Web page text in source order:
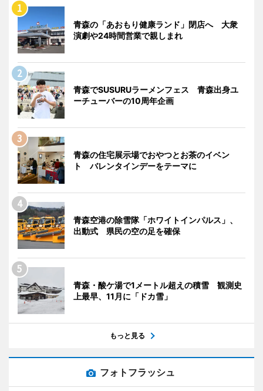
青森の「あおもり健康ランド」閉店へ 大衆
演劇や24時間営業で親しまれ
青森でSUSURUラーメンフェス 青森出身ユ
ーチューバーの10周年企画
青森の住宅展示場でおやつとお茶のイベン
ト バレンタインデーをテーマに
青森空港の除雪隊「ホワイトインパルス」、
出動式 県民の空の足を確保
青森・酸ケ湯で1メートル超えの積雪 観測史
上最早、11月に「ドカ雪」
もっと見る
フォトフラッシュ